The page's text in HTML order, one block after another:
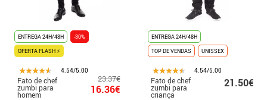
ENTREGA 24H/48H
-30%
OFERTA FLASH ⚡
4.54/5.00
Fato de chef
zumbi para
homem
23.37€
16.36€
ENTREGA 24H/48H
TOP DE VENDAS
UNISSEX
4.54/5.00
Fato de chef
zumbi para
criança
21.50€